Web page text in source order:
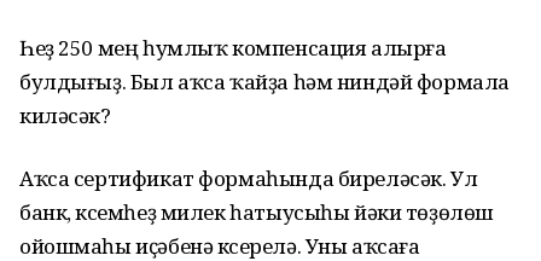
Һеҙ 250 мең һумлыҡ компенсация алырға
булдығыҙ. Был аҡса ҡайҙа һәм ниндәй формала
киләсәк?
Аҡса сертификат формаһында биреләсәк. Ул
банк, күсемһеҙ милек һатыусыһы йәки төҙөлөш
ойошмаһы иҫәбенә күсерелә. Уны аҡсаға